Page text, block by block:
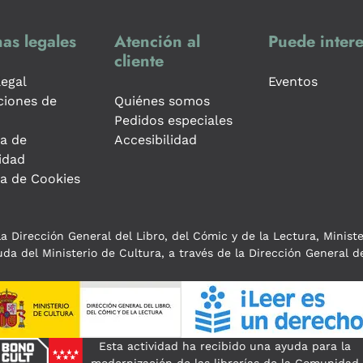
legales
de
de
de Cookies
Atención al
cliente
Quiénes somos
Pedidos especiales
Accesibilidad
Puede
Eventos
Dirección General del Libro, del Cómic y de la Lectura,
del Ministerio de Cultura, a través de la Dirección General
Esta actividad ha recibido una ayuda para la